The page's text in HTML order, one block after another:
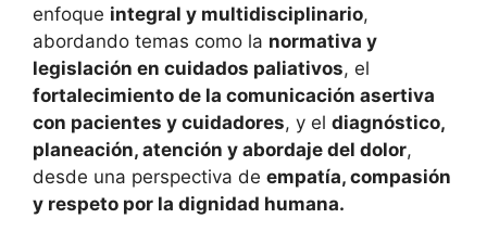
enfoque integral y multidisciplinario,
abordando temas como la normativa y
legislación en cuidados paliativos, el
fortalecimiento de la comunicación asertiva
con pacientes y cuidadores, y el diagnóstico,
planeación, atención y abordaje del dolor,
desde una perspectiva de empatía, compasión
y respeto por la dignidad humana.